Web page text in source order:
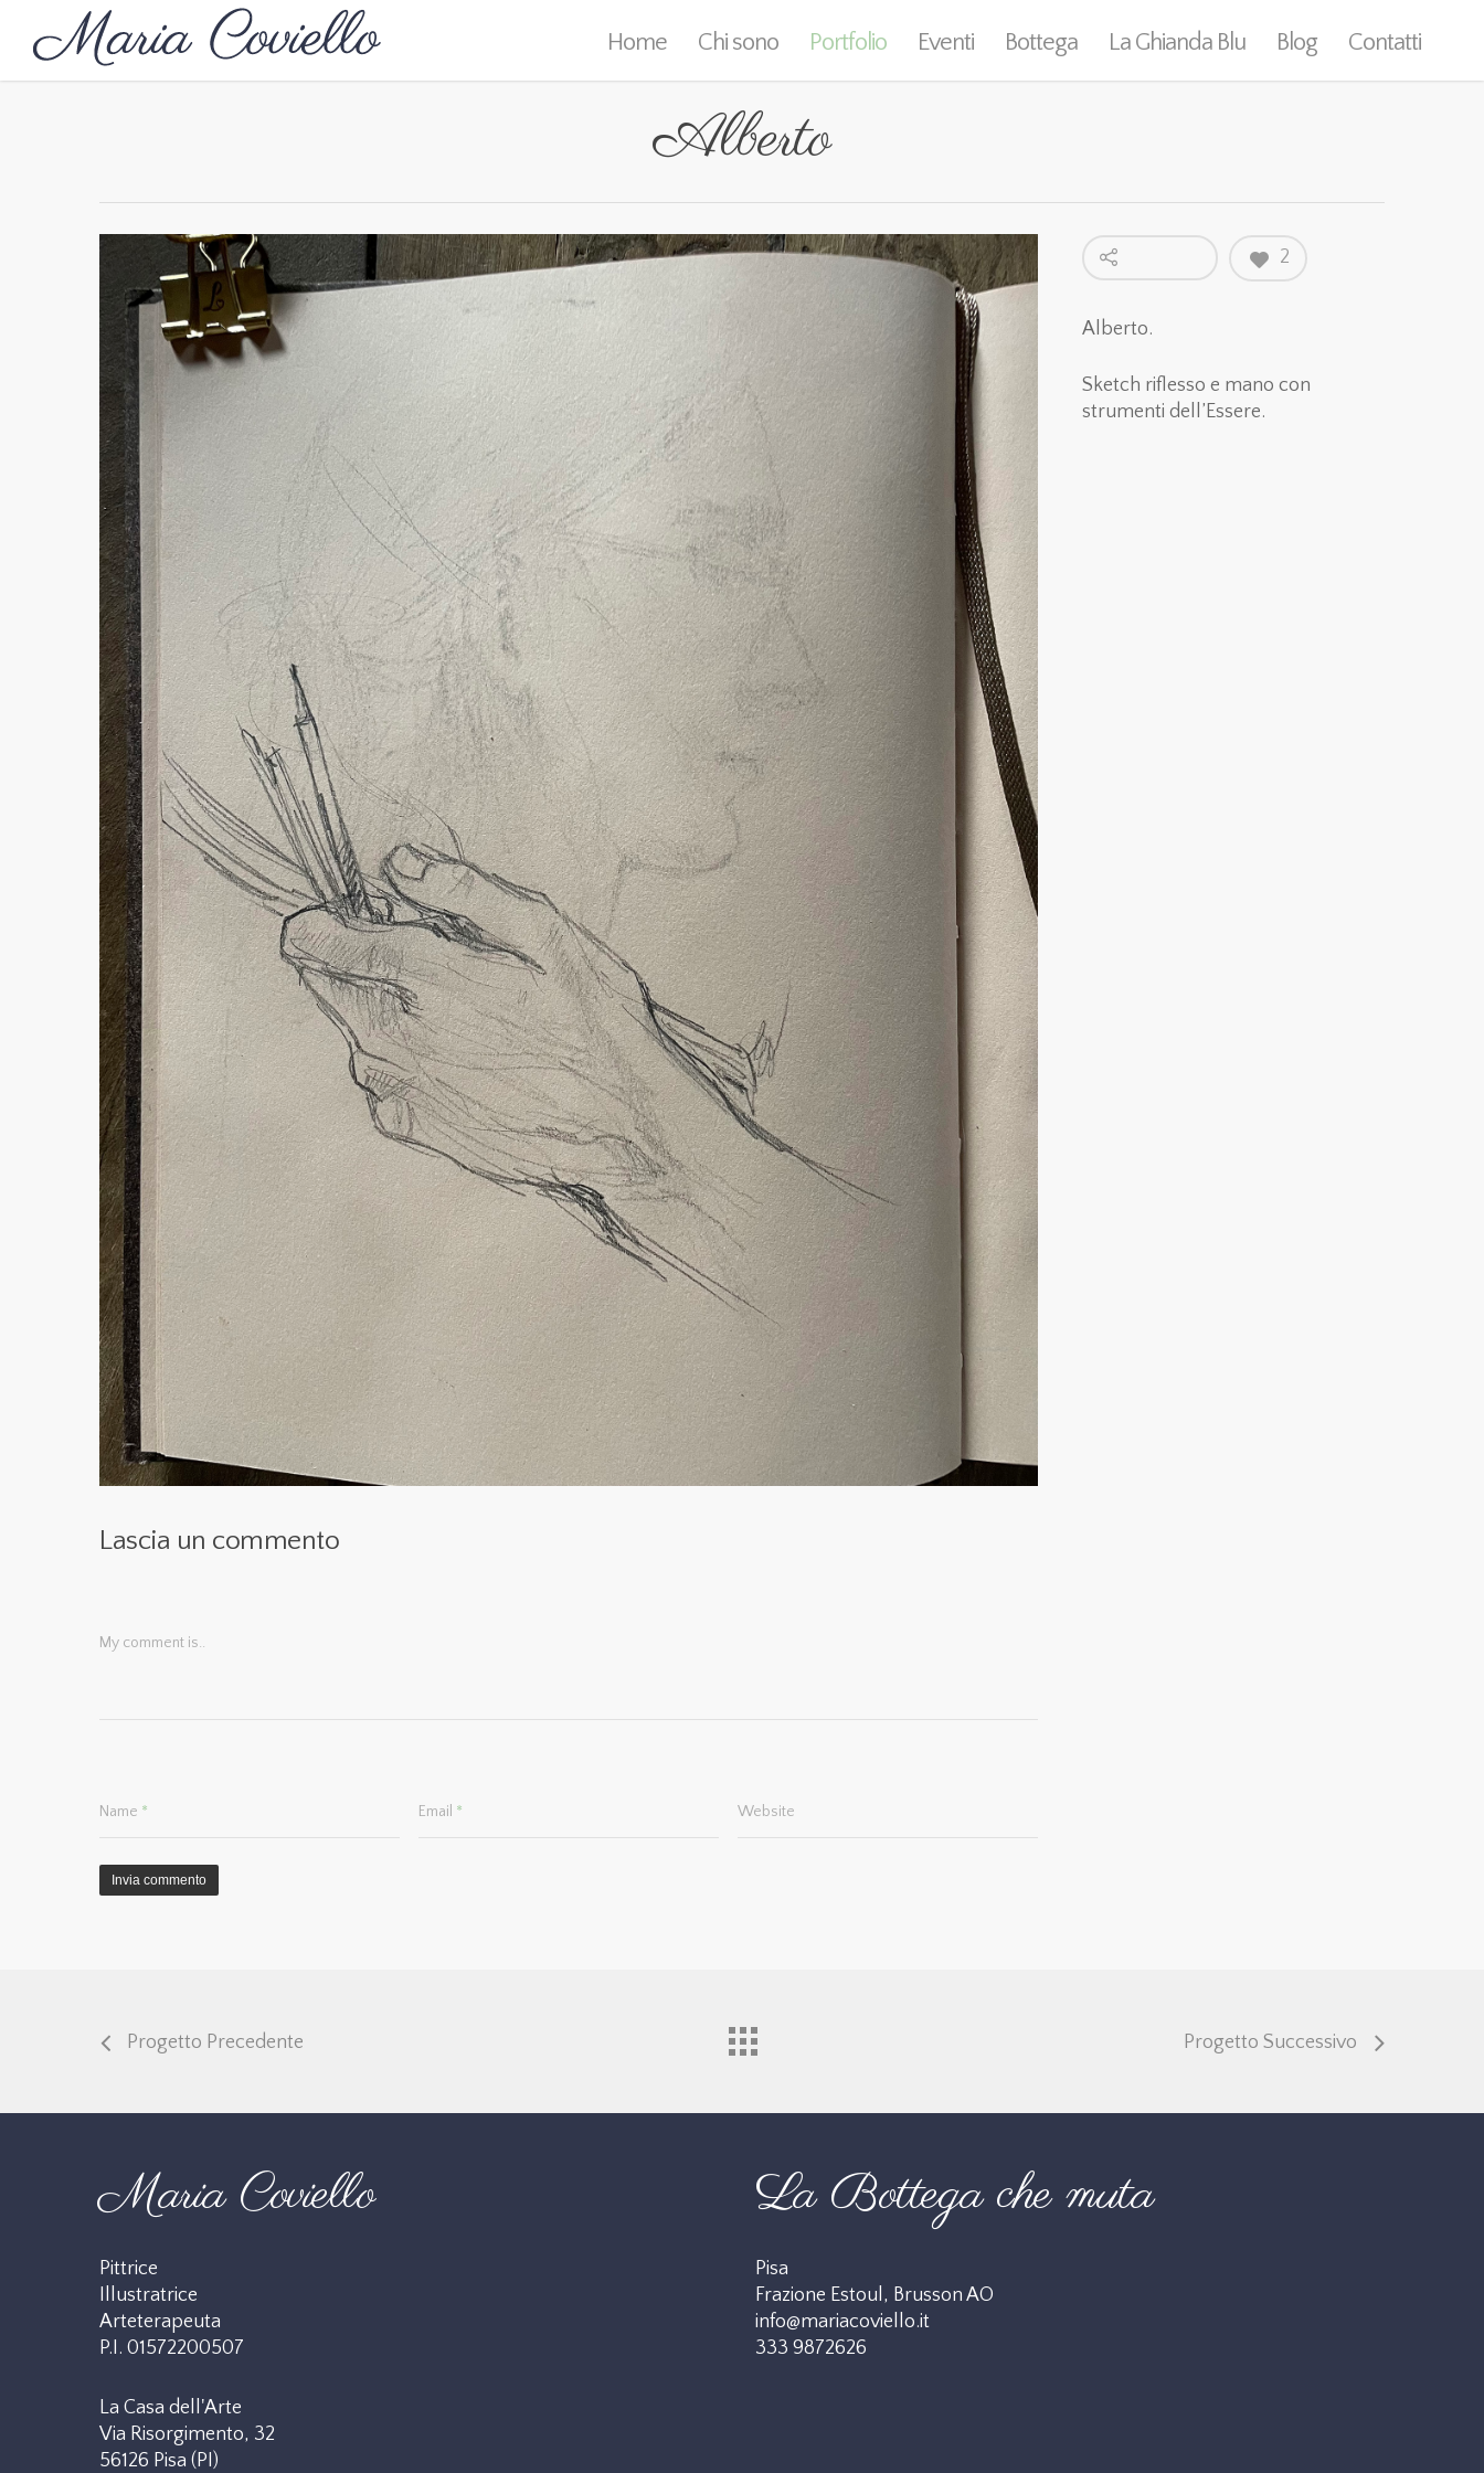
Home Chi sono Portfolio Eventi Bottega La Ghianda Blu Blog Contatti
Alberto
Lascia un commento
My comment is..
Name * Email * Website
2
Alberto.
Sketch riflesso e mano con
strumenti dell’Essere.
Progetto Precedente Progetto Successivo
Maria Coviello
Pittrice
Illustratrice
Arteterapeuta
P.I. 01572200507
La Casa dell'Arte
Via Risorgimento, 32
56126 Pisa (PI)
La Bottega che muta
Pisa
Frazione Estoul, Brusson AO
info@mariacoviello.it
333 9872626